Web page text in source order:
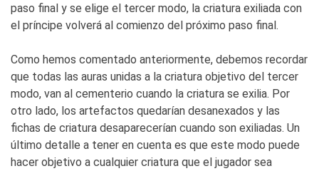
paso final y se elige el tercer modo, la criatura exiliada con
el príncipe volverá al comienzo del próximo paso final.
Como hemos comentado anteriormente, debemos recordar
que todas las auras unidas a la criatura objetivo del tercer
modo, van al cementerio cuando la criatura se exilia. Por
otro lado, los artefactos quedarían desanexados y las
fichas de criatura desaparecerían cuando son exiliadas. Un
último detalle a tener en cuenta es que este modo puede
hacer objetivo a cualquier criatura que el jugador sea